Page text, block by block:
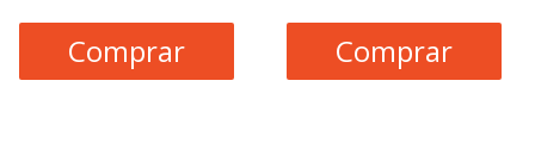
Comprar
Comprar